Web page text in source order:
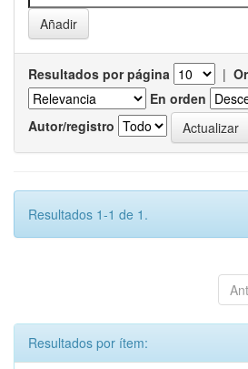
Resultados por página |
En orden
Autor/registro
Resultados 1-1 de 1.
Resultados por ítem: